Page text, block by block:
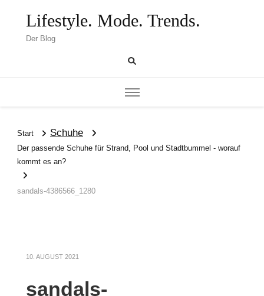
Lifestyle. Mode. Trends.
Der Blog
Start Schuhe
Der passende Schuhe für Strand, Pool und Stadtbummel - worauf
kommt es an?
sandals-4386566_1280
10. AUGUST 2021
sandals-